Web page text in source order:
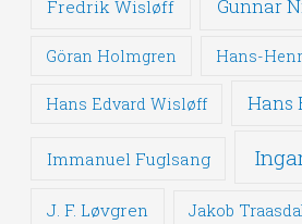
Fredrik Wisløff Gunnar
Göran Holmgren Hans-
Hans Edvard Wisløff Hans
Immanuel Fuglsang
J. F. Løvgren Jakob